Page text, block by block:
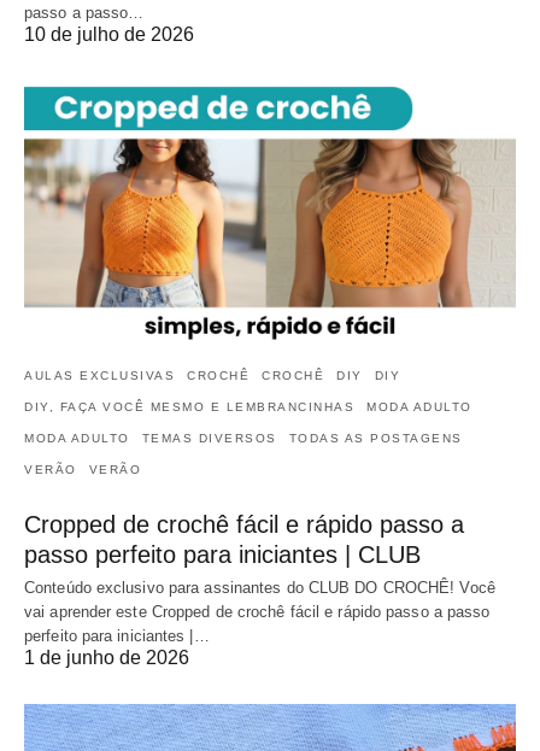
passo a passo…
10 de julho de 2026
AULAS EXCLUSIVAS CROCHÊ CROCHÊ DIY DIY
DIY, FAÇA VOCÊ MESMO E LEMBRANCINHAS MODA ADULTO
MODA ADULTO TEMAS DIVERSOS TODAS AS POSTAGENS
VERÃO VERÃO
Cropped de crochê fácil e rápido passo a
passo perfeito para iniciantes | CLUB
Conteúdo exclusivo para assinantes do CLUB DO CROCHÊ! Você
vai aprender este Cropped de crochê fácil e rápido passo a passo
perfeito para iniciantes |…
1 de junho de 2026